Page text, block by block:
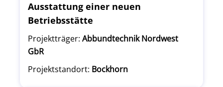
Ausstattung einer neuen
Betriebsstätte
Projektträger: Abbundtechnik Nordwest
GbR
Projektstandort: Bockhorn